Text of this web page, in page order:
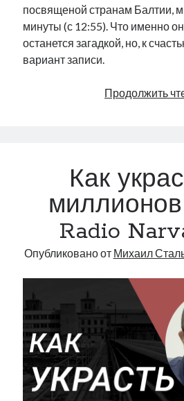
посвященой странам Балтии,
минуты (с 12:55). Что именно
останется загадкой, но, к
вариант записи.
Продолжить
Как
Radio
Опубликовано от Михаил